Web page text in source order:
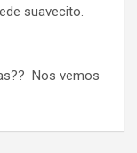
suavecito.
Nos vemos